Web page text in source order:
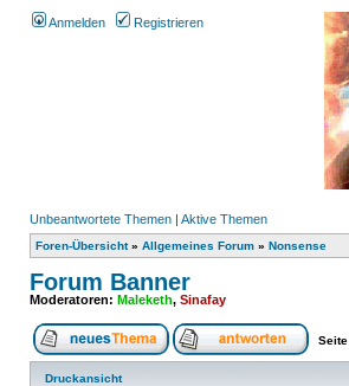
Anmelden Registrieren
Unbeantwortete Themen | Aktive Themen
Foren-Übersicht» Allgemeines Forum » Nonsense
Forum Banner
Moderatoren: Maleketh, Sinafay
Seite
Druckansicht